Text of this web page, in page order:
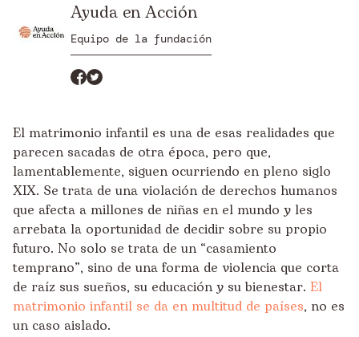
Ayuda en Acción
Equipo de la fundación
El matrimonio infantil es una de esas realidades que
parecen sacadas de otra época, pero que,
lamentablemente, siguen ocurriendo en pleno siglo
XIX. Se trata de una violación de derechos humanos
que afecta a millones de niñas en el mundo y les
arrebata la oportunidad de decidir sobre su propio
futuro. No solo se trata de un “casamiento
temprano”, sino de una forma de violencia que corta
de raíz sus sueños, su educación y su bienestar. El
matrimonio infantil se da en multitud de países, no es
un caso aislado.